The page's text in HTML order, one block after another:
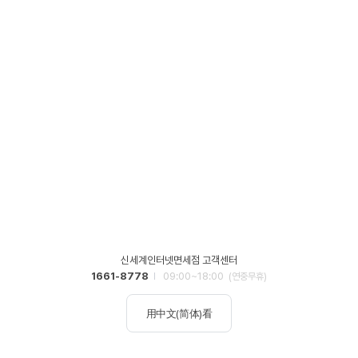
신세계인터넷면세점 고객센터
1661-8778
09:00~18:00 (연중무휴)
用中文(简体)看